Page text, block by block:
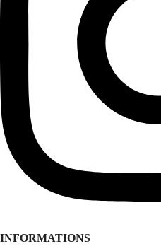
INFORMATIONS